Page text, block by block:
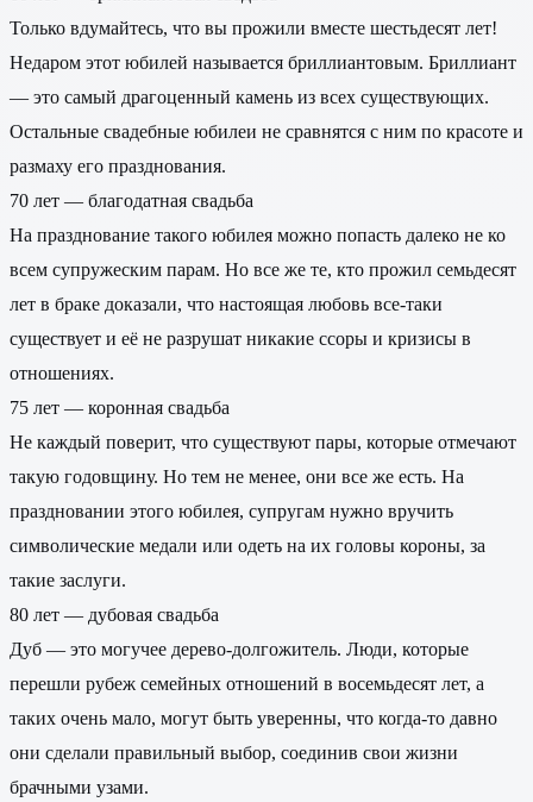
Только вдумайтесь, что вы прожили вместе шестьдесят лет!
Недаром этот юбилей называется бриллиантовым. Бриллиант
— это самый драгоценный камень из всех существующих.
Остальные свадебные юбилеи не сравнятся с ним по красоте и
размаху его празднования.
70 лет — благодатная свадьба
На празднование такого юбилея можно попасть далеко не ко
всем супружеским парам. Но все же те, кто прожил семьдесят
лет в браке доказали, что настоящая любовь все-таки
существует и её не разрушат никакие ссоры и кризисы в
отношениях.
75 лет — коронная свадьба
Не каждый поверит, что существуют пары, которые отмечают
такую годовщину. Но тем не менее, они все же есть. На
праздновании этого юбилея, супругам нужно вручить
символические медали или одеть на их головы короны, за
такие заслуги.
80 лет — дубовая свадьба
Дуб — это могучее дерево-долгожитель. Люди, которые
перешли рубеж семейных отношений в восемьдесят лет, а
таких очень мало, могут быть уверенны, что когда-то давно
они сделали правильный выбор, соединив свои жизни
брачными узами.